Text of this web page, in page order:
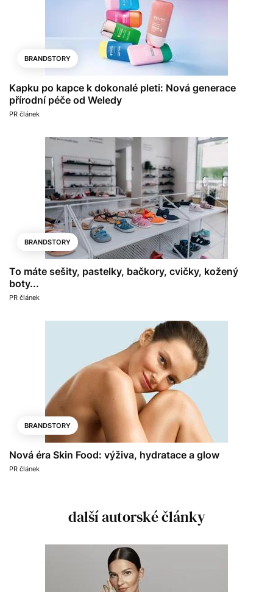
BRANDSTORY
Kapku po kapce k dokonalé pleti: Nová generace
přírodní péče od Weledy
PR článek
BRANDSTORY
To máte sešity, pastelky, bačkory, cvičky, kožený
boty...
PR článek
BRANDSTORY
Nová éra Skin Food: výživa, hydratace a glow
PR článek
další autorské články